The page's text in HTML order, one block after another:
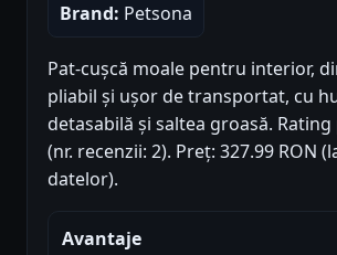
Brand: Petsona
Pat-cușcă moale pentru interior,
pliabil și ușor de transportat, cu
detasabilă și saltea groasă.
(nr. recenzii: 2). Preț: 327.99 RON
datelor).
Avantaje